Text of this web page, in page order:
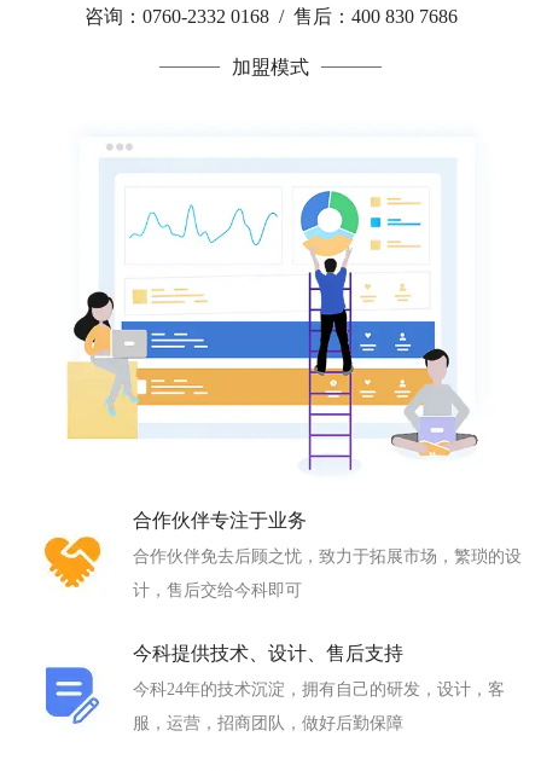
咨询：0760-2332 0168 / 售后：400 830 7686
加盟模式
合作伙伴专注于业务
合作伙伴免去后顾之忧，致力于拓展市场，繁琐的设
计，售后交给今科即可
今科提供技术、设计、售后支持
今科24年的技术沉淀，拥有自己的研发，设计，客
服，运营，招商团队，做好后勤保障